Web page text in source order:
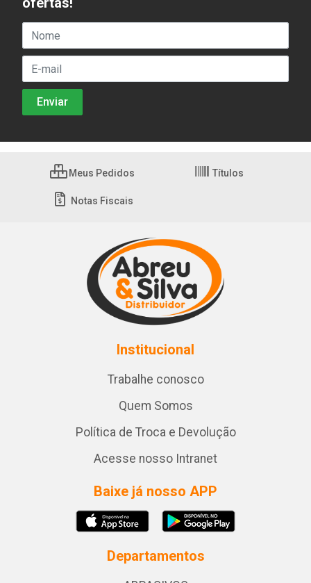
Meus Pedidos Títulos
Notas Fiscais
Institucional
Trabalhe conosco
Quem Somos
Política de Troca e Devolução
Acesse nosso Intranet
Baixe já nosso APP
Departamentos